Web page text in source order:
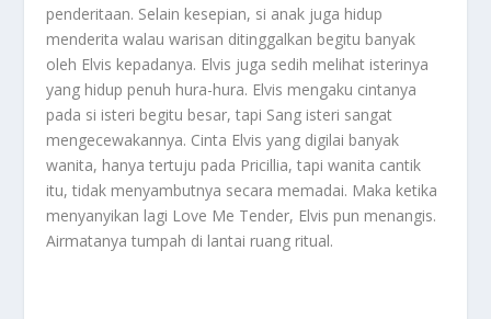
penderitaan. Selain kesepian, si anak juga hidup
menderita walau warisan ditinggalkan begitu banyak
oleh Elvis kepadanya. Elvis juga sedih melihat isterinya
yang hidup penuh hura-hura. Elvis mengaku cintanya
pada si isteri begitu besar, tapi Sang isteri sangat
mengecewakannya. Cinta Elvis yang digilai banyak
wanita, hanya tertuju pada Pricillia, tapi wanita cantik
itu, tidak menyambutnya secara memadai. Maka ketika
menyanyikan lagi Love Me Tender, Elvis pun menangis.
Airmatanya tumpah di lantai ruang ritual.